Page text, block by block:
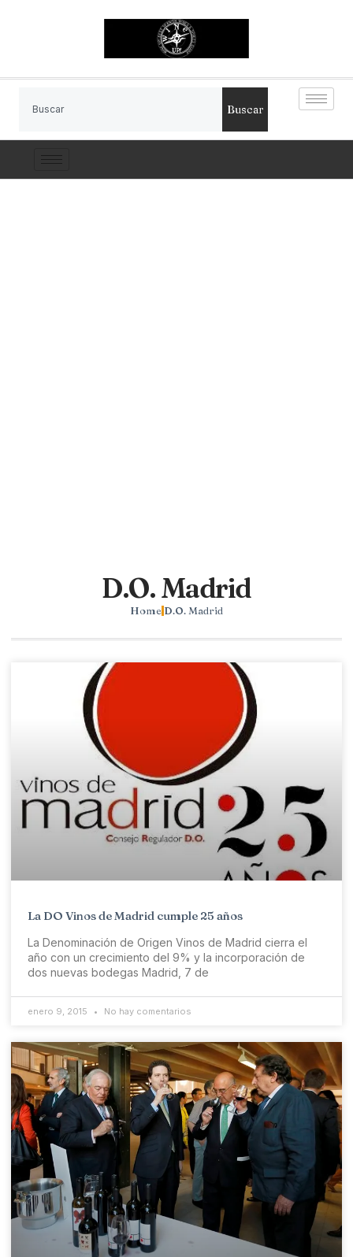
Buscar
D.O. Madrid
Home D.O. Madrid
La DO Vinos de Madrid cumple 25 años
La Denominación de Origen Vinos de Madrid cierra el
año con un crecimiento del 9% y la incorporación de
dos nuevas bodegas Madrid, 7 de
enero 9, 2015 No hay comentarios